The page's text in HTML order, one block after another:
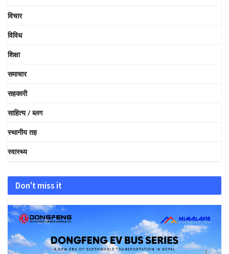
विचार
विविध
शिक्षा
समाचार
सहकारी
साहित्य / ब्लग
स्थानीय तह
स्वास्थ्य
Don't miss it